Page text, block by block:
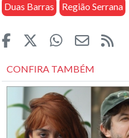
Duas Barras Região Serrana
CONFIRA TAMBÉM